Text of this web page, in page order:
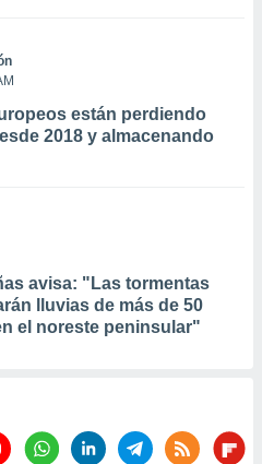
están perdiendo
2018 y almacenando
avisa: "Las tormentas
lluvias de más de 50
el noreste peninsular"